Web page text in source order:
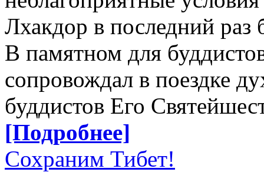
Лхакдор в последний раз
В памятном для
сопровождал в поездке
буддистов Его
[Подробнее]
Сохраним Тибет!